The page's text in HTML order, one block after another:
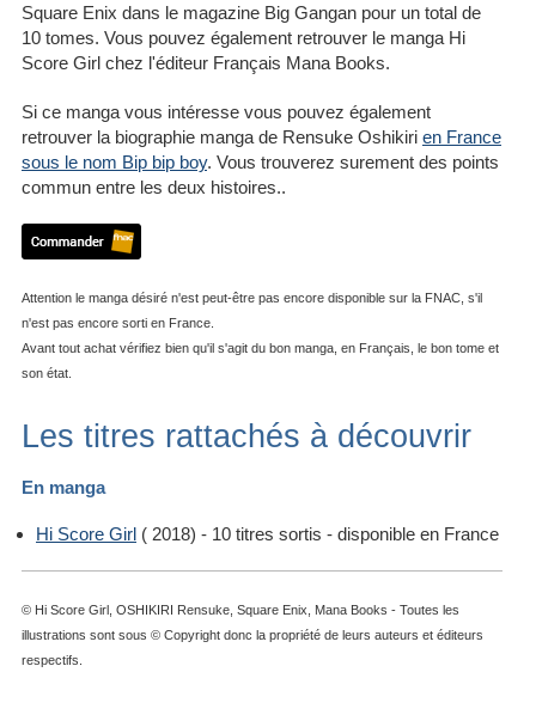
Square Enix dans le magazine Big Gangan pour un total de
10 tomes. Vous pouvez également retrouver le manga Hi
Score Girl chez l'éditeur Français Mana Books.
Si ce manga vous intéresse vous pouvez également
retrouver la biographie manga de Rensuke Oshikiri en France
sous le nom Bip bip boy. Vous trouverez surement des points
commun entre les deux histoires..
Attention le manga désiré n'est peut-être pas encore disponible sur la FNAC, s'il
n'est pas encore sorti en France.
Avant tout achat vérifiez bien qu'il s'agit du bon manga, en Français, le bon tome et
son état.
Les titres rattachés à découvrir
En manga
Hi Score Girl ( 2018) - 10 titres sortis - disponible en France
© Hi Score Girl, OSHIKIRI Rensuke, Square Enix, Mana Books - Toutes les
illustrations sont sous © Copyright donc la propriété de leurs auteurs et éditeurs
respectifs.